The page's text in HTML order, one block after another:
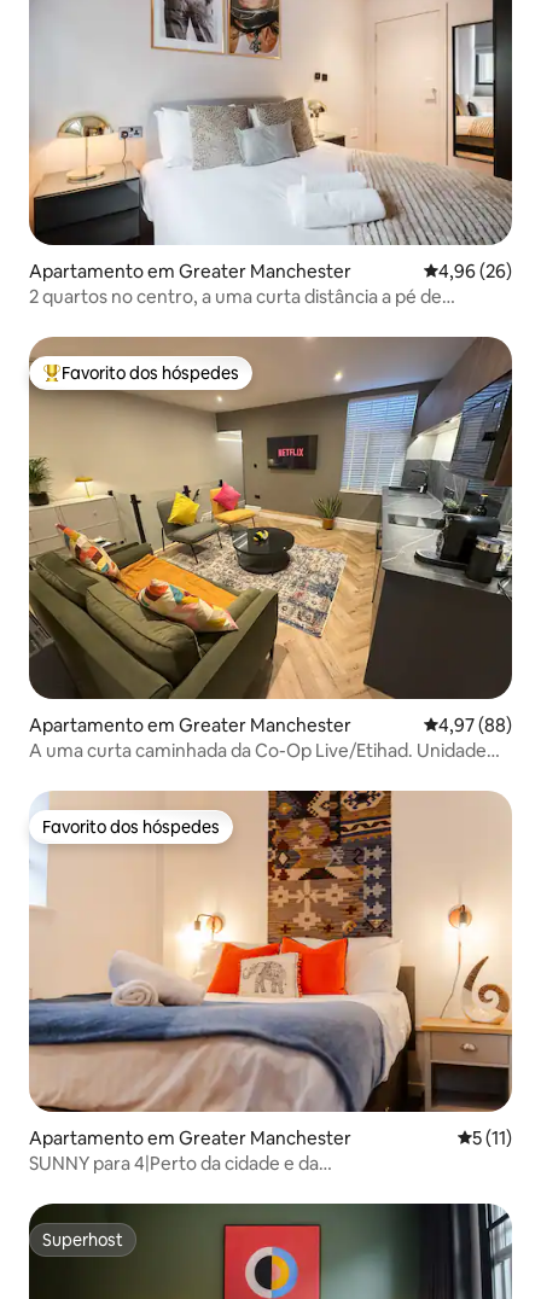
Apartamento em Greater Manchester Classificação
4,96 (26)
2 quartos no centro, a uma curta distância a pé de
Favoritos dos hóspedes mais apreciados
Favorito dos hóspedes
Apartamento em Greater Manchester Classificação
4,97 (88)
A uma curta caminhada da Co-Op Live/Etihad. Unidade
Favorito dos hóspedes
Favorito dos hóspedes
Apartamento em Greater Manchester
5 (11)
SUNNY para 4|Perto da cidade e da
Superhost
Superhost